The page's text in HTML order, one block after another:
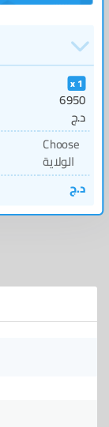
1
6950
د.ج
Choose
الولاية
د.ج